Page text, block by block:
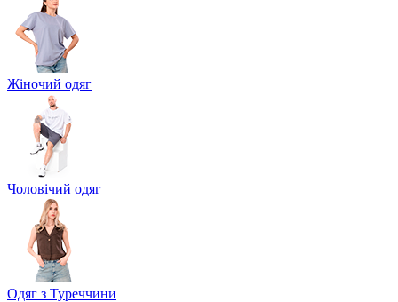
Жіночий одяг
Чоловічий одяг
Одяг з Туреччини